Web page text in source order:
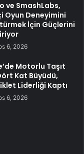
ve SmashLabs,
Oyun Deneyimini
İçin Güçlerini
6, 2026
Motorlu Taşıt
Kat Büyüdü,
Liderliği Kaptı
6, 2026